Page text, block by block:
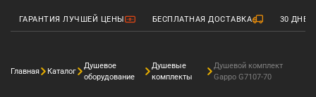
ГАРАНТИЯ ЛУЧШЕЙ ЦЕНЫ БЕСПЛАТНАЯ ДОСТАВКА 30
Главная Каталог
Душевое
оборудование
Душевые
комплекты
Душевой комплект
Gappo G7107-70